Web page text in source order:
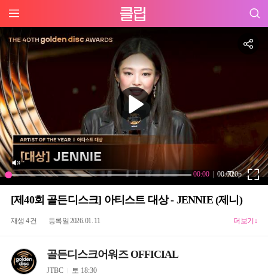
[제40회 골든디스크] 아티스트 대상 - JENNIE (제니)
재생 4 건 등록일 2026. 01. 11 더보기↓
골든디스크어워즈 OFFICIAL
JTBC 토 18:30